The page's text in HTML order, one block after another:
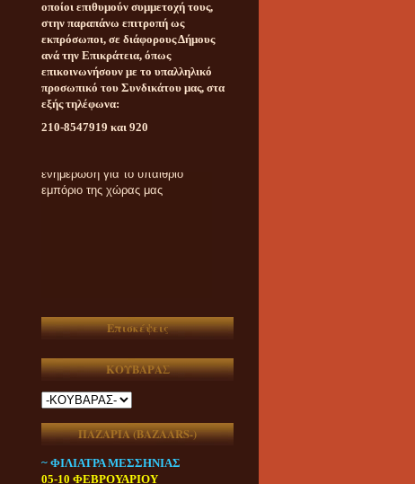
οποίοι επιθυμούν συμμετοχή τους,
στην παραπάνω επιτροπή ως
εκπρόσωποι, σε διάφορους Δήμους
ανά την Επικράτεια, όπως
επικοινωνήσουν με το υπαλληλικό
προσωπικό του Συνδικάτου μας, στα
εξής τηλέφωνα:
210-8547919 και 920
εμπόριο της χώρας μας
Επισκέψεις
ΚΟΥΒΑΡΑΣ
ΠΑΖΑΡΙΑ (ΒAZAARS-)
~ ΦΙΛΙΑΤΡΑ ΜΕΣΣΗΝΙΑΣ
05-10 ΦΕΒΡΟΥΑΡΙΟΥ